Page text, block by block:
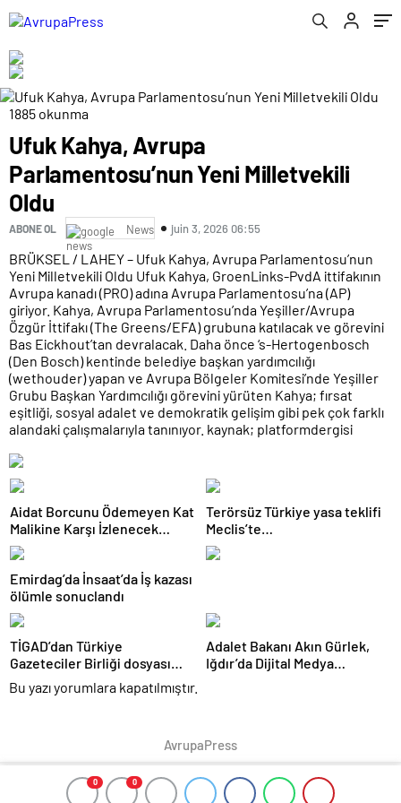
1885 okunma
Ufuk Kahya, Avrupa
Parlamentosu’nun Yeni Milletvekili
Oldu
ABONE OL News juin 3, 2026 06:55
0 0
BRÜKSEL / LAHEY – Ufuk Kahya, Avrupa Parlamentosu’nun
Yeni Milletvekili Oldu Ufuk Kahya, GroenLinks-PvdA ittifakının
Avrupa kanadı (PRO) adına Avrupa Parlamentosu’na (AP)
giriyor. Kahya, Avrupa Parlamentosu’nda Yeşiller/Avrupa
Özgür İttifakı (The Greens/EFA) grubuna katılacak ve görevini
Bas Eickhout’tan devralacak. Daha önce ‘s-Hertogenbosch
(Den Bosch) kentinde belediye başkan yardımcılığı
(wethouder) yapan ve Avrupa Bölgeler Komitesi’nde Yeşiller
Grubu Başkan Yardımcılığı görevini yürüten Kahya; fırsat
eşitliği, sosyal adalet ve demokratik gelişim gibi pek çok farklı
alandaki çalışmalarıyla tanınıyor. kaynak; platformdergisi
Aidat Borcunu Ödemeyen Kat
Malikine Karşı İzlenecek
Hukuki Yol Nedir?
Terörsüz Türkiye yasa teklifi
Meclis’te…
Emirdag’da İnsaat’da İş kazası
ölümle sonuclandı
TİGAD’dan Türkiye
Gazeteciler Birliği dosyası
Bakan Gürlek’e sunuldu
Adalet Bakanı Akın Gürlek,
Iğdır’da Dijital Medya
Bu yazı yorumlara kapatılmıştır.
AvrupaPress